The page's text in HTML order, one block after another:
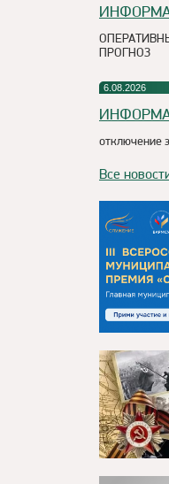
ПРОГНОЗ
6.08.2026
отключение
Все